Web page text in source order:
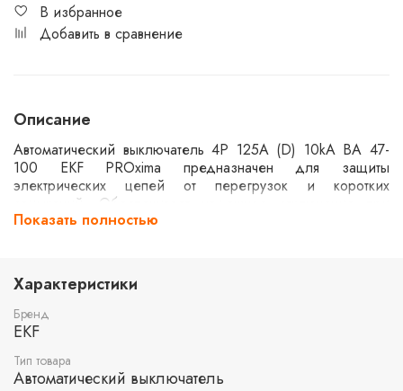
В избранное
Добавить в сравнение
Описание
Автоматический выключатель 4P 125А (D) 10kA ВА 47-
100 EKF PROxima предназначен для защиты
электрических цепей от перегрузок и коротких
замыканий. Обеспечивает надежное отключение при
превышении допустимого тока. Четырехполюсная
установок, где требуется высокая надежность и
безопасность.
Показать полностью
Характеристики
Бренд
EKF
Тип товара
Автоматический выключатель